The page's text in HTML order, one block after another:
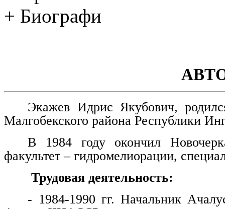
+ Биографи
Экажев Идрис Якубович,
Малгобекского района Республики
В 1984 году окончил
факультет – гидромелиорации,
Трудовая деятельность:
- 1984-1990 гг. Начальник